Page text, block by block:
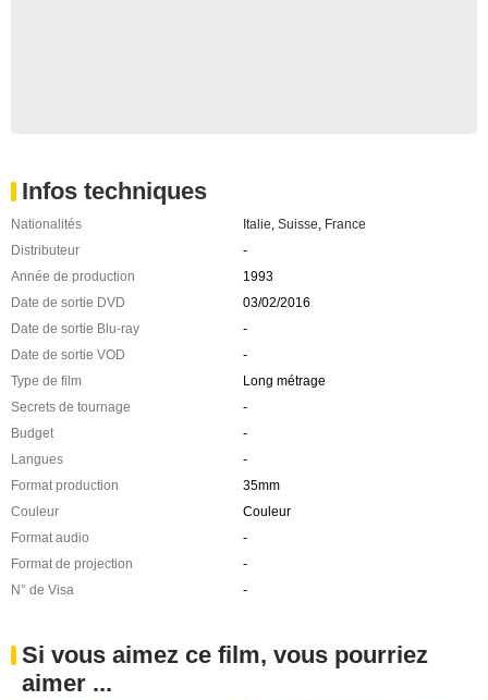
Infos techniques
Nationalités Italie, Suisse, France
Distributeur
-
Année de production
1993
Date de sortie DVD
03/02/2016
Date de sortie Blu-ray
-
Date de sortie VOD
-
Type de film
Long métrage
Secrets de tournage
-
Budget
-
Langues
-
Format production
35mm
Couleur
Couleur
Format audio
-
Format de projection
-
N° de Visa
-
Si vous aimez ce film, vous pourriez
aimer ...